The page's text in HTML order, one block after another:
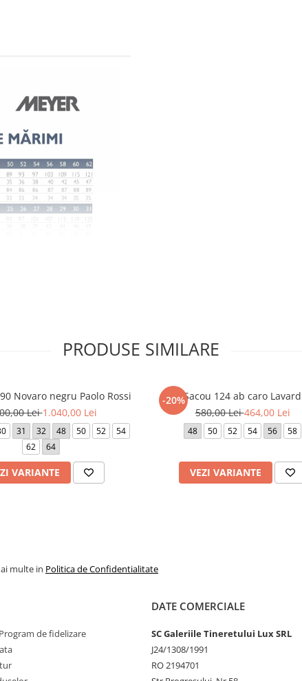
PRODUSE SIMILARE
Novaro negru Paolo Rossi
Lei1.040,00 Lei
31 32 48 50 52
54
62
64
VARIANTE
-20%Sacou 124 ab caro Lavard
580,00 Lei464,00 Lei
48 50 52 54 56 58
VEZI VARIANTE
multe in Politica de Confidentialitate
de fidelizare
DATE COMERCIALE
SC Galeriile Tineretului Lux SRL
J24/1308/1991
RO 2194701